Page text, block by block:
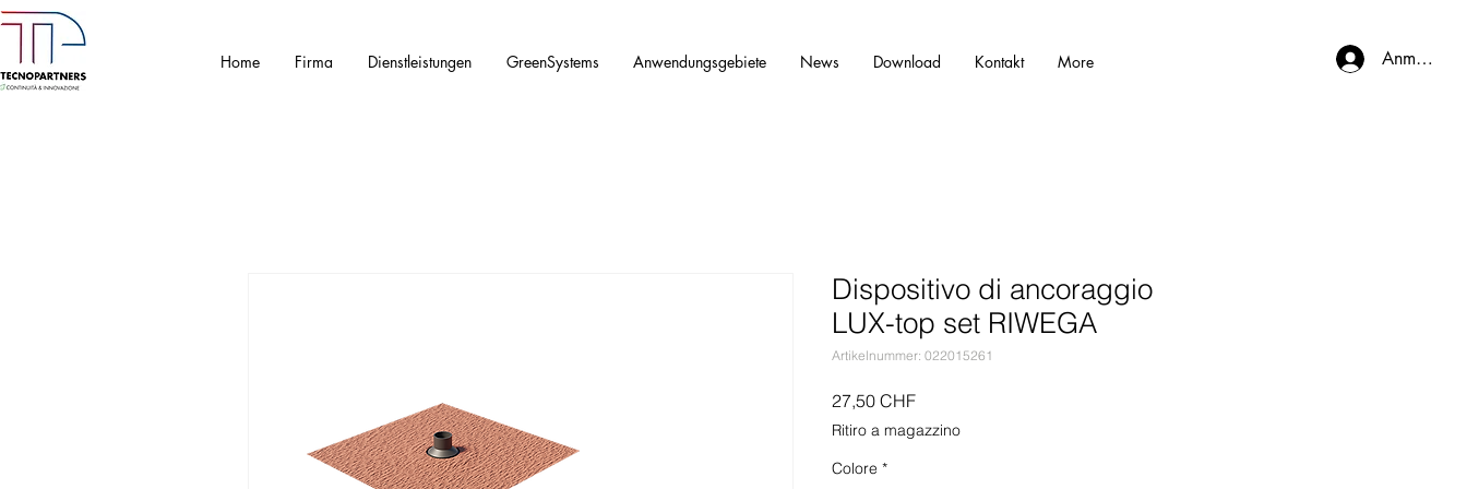
Home Firma Dienstleistungen GreenSystems Anwendungsgebiete News Download Kontakt More Anmelden
Dispositivo di ancoraggio
LUX-top set RIWEGA
Artikelnummer: 022015261
27,50 CHFPreis
Ritiro a magazzino
Colore *